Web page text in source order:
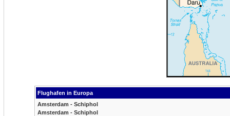
Flughafen in Europa
Amsterdam - Schiphol
Amsterdam - Schiphol